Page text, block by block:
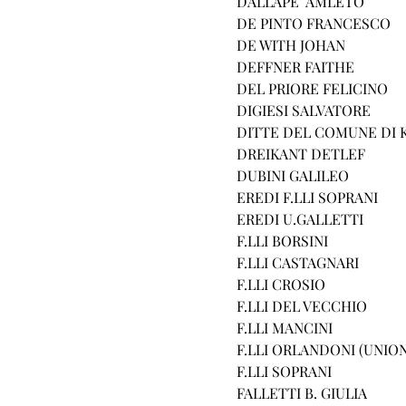
DE PINTO FRANCESCO
DE WITH JOHAN
DEFFNER FAITHE
DEL PRIORE FELICINO
DIGIESI SALVATORE
DITTE DEL COMUNE DI
DREIKANT DETLEF
DUBINI GALILEO
EREDI F.LLI SOPRANI
EREDI U.GALLETTI
F.LLI BORSINI
F.LLI CASTAGNARI
F.LLI CROSIO
F.LLI DEL VECCHIO
F.LLI MANCINI
F.LLI ORLANDONI
F.LLI SOPRANI
FALLETTI B. GIULIA